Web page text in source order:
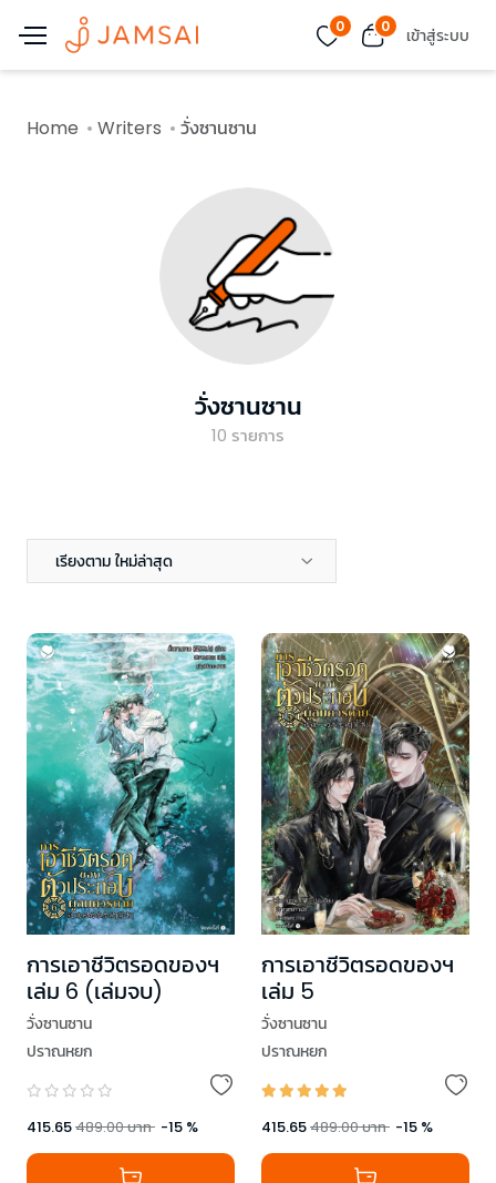
0 0 เข้าสู่ระบบ
Home Writers วั่งซานซาน
วั่งซานซาน
10 รายการ
เรียงตาม ใหม่ล่าสุด
การเอาชีวิตรอดของฯ
เล่ม 6 (เล่มจบ)
วั่งซานซาน
ปราณหยก
415.65489.00บาท -15 %
การเอาชีวิตรอดของฯ
เล่ม 5
วั่งซานซาน
ปราณหยก
415.65489.00บาท -15 %